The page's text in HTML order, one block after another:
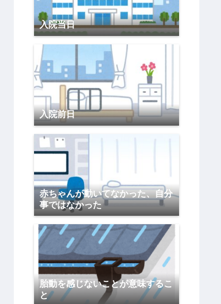
入院当日
入院前日
赤ちゃんが動いてなかった、自分
事ではなかった
胎動を感じないことが意味するこ
と